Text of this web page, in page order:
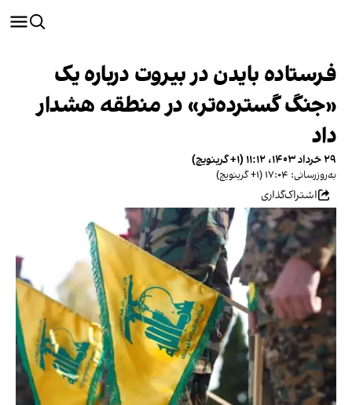
فرستاده بایدن در بیروت درباره یک
«جنگ‌ گسترده‌تر» در منطقه هشدار
داد
۲۹ خرداد ۱۴۰۳، ۱۱:۱۲ (‎+۱ گرینویچ)
به‌روزرسانی: ۱۷:۰۴ (‎+۱ گرینویچ)
اشتراک‌گذاری